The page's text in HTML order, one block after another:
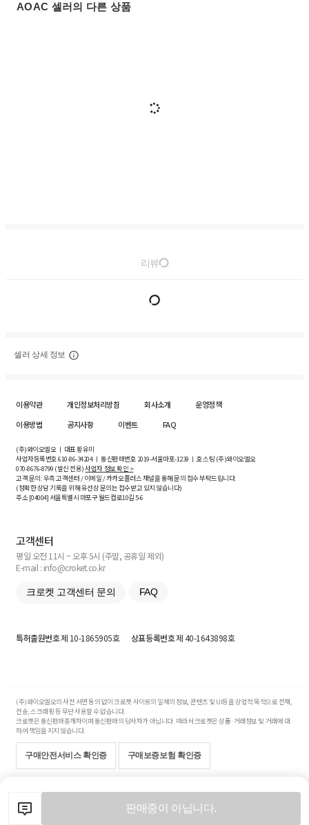
판매중이 아닙니다.
AOAC 셀러의 다른 상품
리뷰
셀러 상세 정보
이용약관 개인정보처리방침 회사소개
운영정책
이용방법
공지사항 이벤트 FAQ
(주)와이오엘오 ㅣ 대표 황유미
사업자등록번호610-86-34204ㅣ 통신판매번호 2019-서울마포-1239 ㅣ 호스팅 (주)와이오엘오
070-8676-8799 (발신 전용)사업자 정보 확인 >
고객 문의: 우측 고객센터 / 이메일 / 카카오플러스 채널을 통해 문의 접수 부탁드립니다.
(정확한 상담 기록을 위해 유선상 문의는 접수받고 있지 않습니다)
주소 [04004] 서울특별시 마포구 월드컵로10길5-6
고객센터
평일 오전 11시 ~ 오후 5시 (주말, 공휴일 제외)
E-mail : info@croket.co.kr
크로켓 고객센터 문의 FAQ
특허출원번호제 10-1865905호 상표등록번호제 40-1643898호
(주)와이오엘오의 사전 서면 동의 없이 크로켓 사이트의 일체의 정보, 콘텐츠 및 UI등을 상업적 목적으로 전재,
전송, 스크래핑 등 무단 사용할 수 없습니다.
크로켓은 통신판매중개자이며 통신판매의 당사자가 아닙니다. 따라서 크로켓은 상품·거래정보 및 거래에 대
하여 책임을 지지 않습니다.
구매안전서비스 확인증 구매보증보험 확인증